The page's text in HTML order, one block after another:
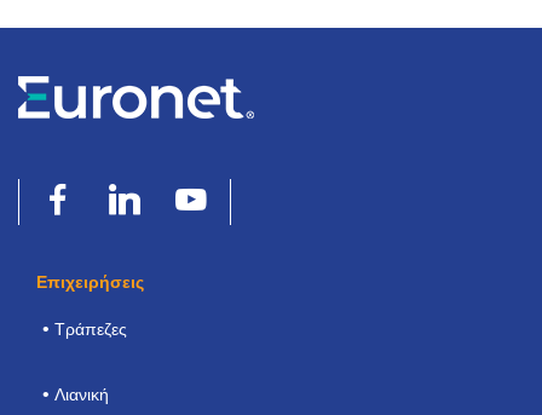
Επιχειρήσεις
Τράπεζες
Λιανική